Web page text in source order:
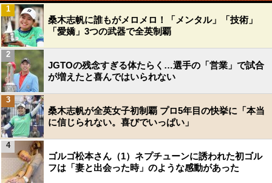
桑木志帆に誰もがメロメロ！「メンタル」「技術」
「愛嬌」3つの武器で全英制覇
1
JGTOの残念すぎる体たらく…選手の「営業」で試合
が増えたと喜んではいられない
2
桑木志帆が全英女子初制覇 プロ5年目の快挙に「本当
に信じられない。喜びでいっぱい」
3
ゴルゴ松本さん（1）ネプチューンに誘われた初ゴル
フは「妻と出会った時」のような感動があった
4